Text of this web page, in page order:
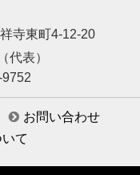
寺東町4-12-20
代表）
お問い合わせ
て